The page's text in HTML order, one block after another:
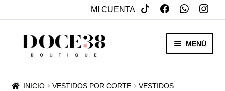
MI CUENTA
SALTAR
MENÚ
INICIO VESTIDOS POR CORTE
VESTIDOS